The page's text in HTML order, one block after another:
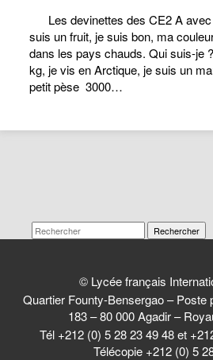
Les devinettes des CE2 A
suis un fruit, je suis bon, ma
dans les pays chauds. Qui suis-
kg, je vis en Arctique, je suis un
petit pèse 3000…
Rechercher
© Lycée français
Quartier Founty-Bensergao – Poste
183 – 80 000 Agadir –
Tél +212 (0) 5 28 23 49 48 et
Télécopie +212 (0) 5